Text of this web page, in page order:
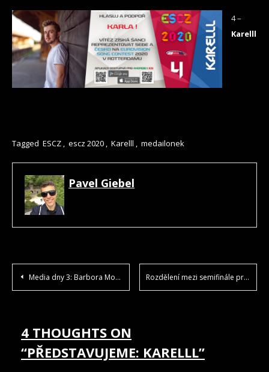
4 –
Karelll
Tagged ESCZ , escz 2020 , Karelll , medailonek
Pavel Giebel
NAVIGACE
PŘÍSPĚVEK
Media dny 3: Barbora Mochowa Rozdělení mezi semifinále proběhne již za pár dní!
4 THOUGHTS ON
“PŘEDSTAVUJEME: KARELLL”